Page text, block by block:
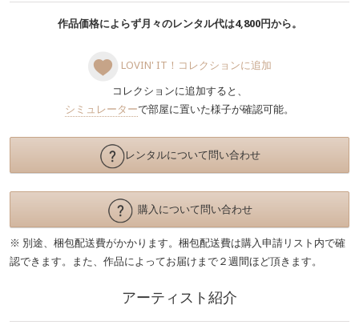
作品価格によらず月々のレンタル代は4,800円から。
LOVIN' IT！コレクションに追加
コレクションに追加すると、
シミュレーターで部屋に置いた様子が確認可能。
レンタルについて問い合わせ
購入について問い合わせ
※ 別途、梱包配送費がかかります。梱包配送費は購入申請リスト内で確
認できます。また、作品によってお届けまで２週間ほど頂きます。
アーティスト紹介